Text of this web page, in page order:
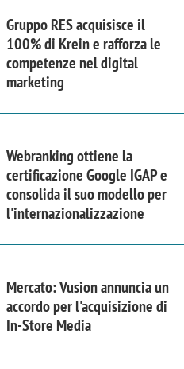
Gruppo RES acquisisce il
100% di Krein e rafforza le
competenze nel digital
marketing
Webranking ottiene la
certificazione Google IGAP e
consolida il suo modello per
l'internazionalizzazione
Mercato: Vusion annuncia un
accordo per l'acquisizione di
In-Store Media